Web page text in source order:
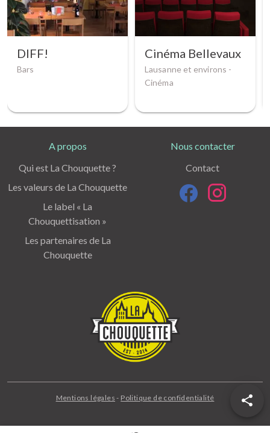
DIFF!
Bars
Cinéma Bellevaux
Lausanne et environs -
Cinéma
A propos
Qui est La Chouquette ?
Les valeurs de La Chouquette
Le label « La
Chouquettisation »
Les partenaires de La
Chouquette
Nous contacter
Contact
Mentions légales - Politique de confidentialité